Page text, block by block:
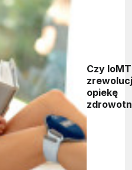
Czy IoMT
opiekę